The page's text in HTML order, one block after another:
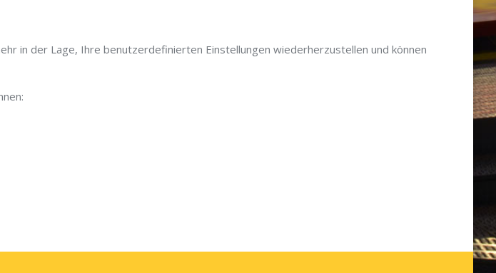
in der Lage, Ihre benutzerdefinierten Einstellungen wiederherzustellen und können